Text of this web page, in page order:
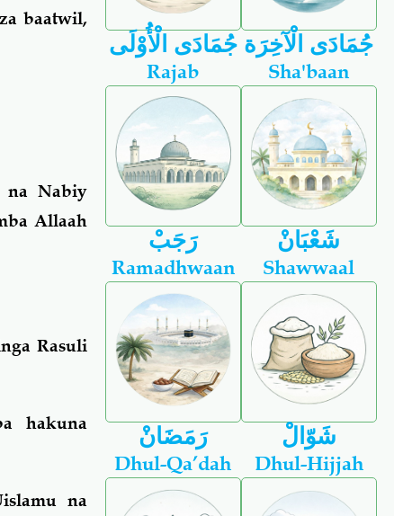
baatwil,
na Nabiy
Allaah
Rasuli
hakuna
na
جُمَادَى الْأُوْلَى جُمَادَى الْآخِرَة
Rajab
رَجَبْ
Sha'baan
شَعْبَانْ
Ramadhwaan
رَمَضَانْ
Shawwaal
شَوّالْ
Dhul-Qa’dah Dhul-Hijjah